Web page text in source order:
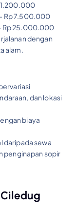
1.200.000
Rp 7.500.000
Rp 25.000.000
dengan
alam.
dan lokasi
biaya
daripada sewa
penginapan sopir